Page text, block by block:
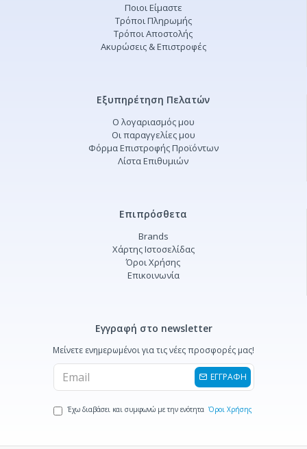
Ποιοι Είμαστε
Τρόποι Πληρωμής
Τρόποι Αποστολής
Ακυρώσεις & Επιστροφές
Εξυπηρέτηση Πελατών
Ο λογαριασμός μου
Οι παραγγελίες μου
Φόρμα Επιστροφής Προϊόντων
Λίστα Επιθυμιών
Επιπρόσθετα
Brands
Χάρτης Ιστοσελίδας
Όροι Χρήσης
Επικοινωνία
Εγγραφή στο newsletter
Μείνετε ενημερωμένοι για τις νέες προσφορές μας!
ΕΓΓΡΑΦΗ
Έχω διαβάσει και συμφωνώ με την ενότητα Όροι Χρήσης